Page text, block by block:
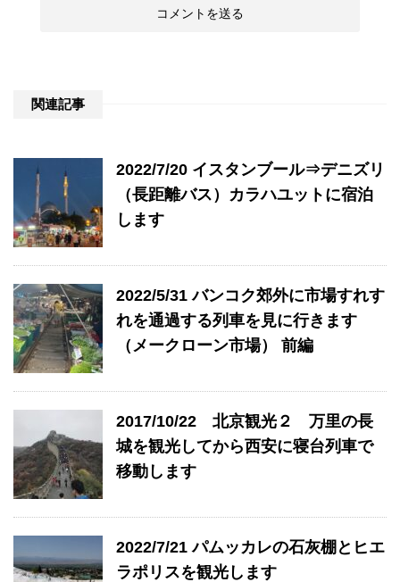
関連記事
2022/7/20 イスタンブール⇒デニズリ
（長距離バス）カラハユットに宿泊
します
2022/5/31 バンコク郊外に市場すれす
れを通過する列車を見に行きます
（メークローン市場） 前編
2017/10/22 北京観光２ 万里の長
城を観光してから西安に寝台列車で
移動します
2022/7/21 パムッカレの石灰棚とヒエ
ラポリスを観光します